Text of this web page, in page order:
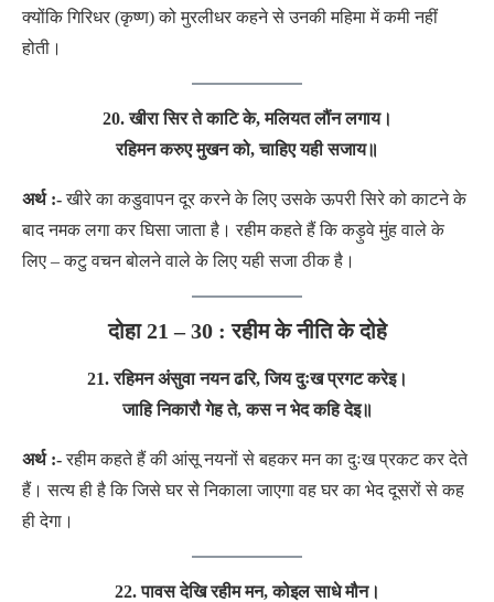
क्योंकि गिरिधर (कृष्ण) को मुरलीधर कहने से उनकी महिमा में कमी नहीं
होती।
20. खीरा सिर ते काटि के, मलियत लौंन लगाय।
रहिमन करुए मुखन को, चाहिए यही सजाय॥
अर्थ :-खीरे का कडुवापन दूर करने के लिए उसके ऊपरी सिरे को काटने के
बाद नमक लगा कर घिसा जाता है। रहीम कहते हैं कि कड़ुवे मुंह वाले के
लिए – कटु वचन बोलने वाले के लिए यही सजा ठीक है।
दोहा 21 – 30 : रहीम के नीति के दोहे
21. रहिमन अंसुवा नयन ढरि, जिय दुःख प्रगट करेइ।
जाहि निकारौ गेह ते, कस न भेद कहि देइ॥
अर्थ :-रहीम कहते हैं की आंसू नयनों से बहकर मन का दुःख प्रकट कर देते
हैं। सत्य ही है कि जिसे घर से निकाला जाएगा वह घर का भेद दूसरों से कह
ही देगा।
22. पावस देखि रहीम मन, कोइल साधे मौन।